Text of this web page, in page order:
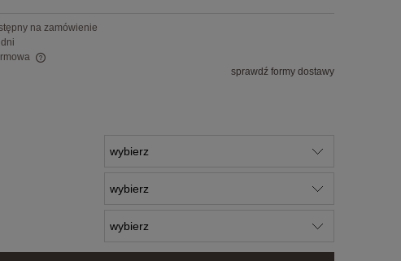
na zamówienie
sprawdź formy dostawy